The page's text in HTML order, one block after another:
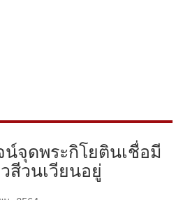
จุดพระกิโยตินเชื่อมี
วนเวียนอยู่